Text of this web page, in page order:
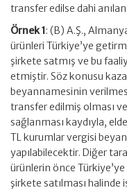
transfer edilse dahi
Örnek 1: (B) A.Ş.,
ürünleri Türkiye’ye
şirkete satmış ve bu
etmiştir. Söz konusu
beyannamesinin
transfer edilmiş olması
sağlanması kaydıyla,
TL kurumlar vergisi
yapılabilecektir. Diğer
ürünlerin önce
şirkete satılması halinde